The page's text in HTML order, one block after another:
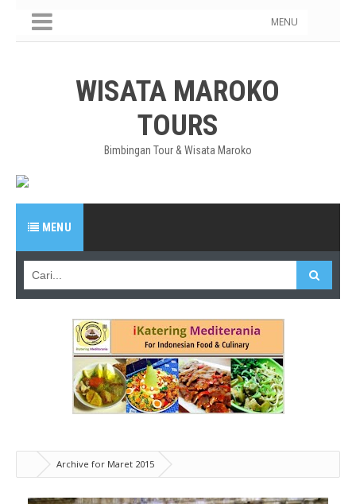
MENU
WISATA MAROKO
TOURS
Bimbingan Tour & Wisata Maroko
MENU
Archive for Maret 2015